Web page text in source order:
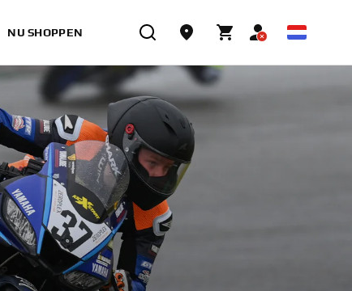
NU SHOPPEN